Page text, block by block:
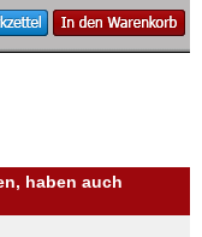
haben auch